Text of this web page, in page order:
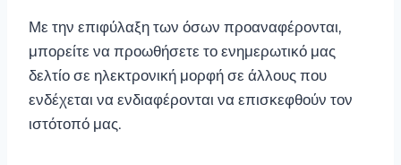
Με την επιφύλαξη των όσων προαναφέρονται,
μπορείτε να προωθήσετε το ενημερωτικό μας
δελτίο σε ηλεκτρονική μορφή σε άλλους που
ενδέχεται να ενδιαφέρονται να επισκεφθούν τον
ιστότοπό μας.